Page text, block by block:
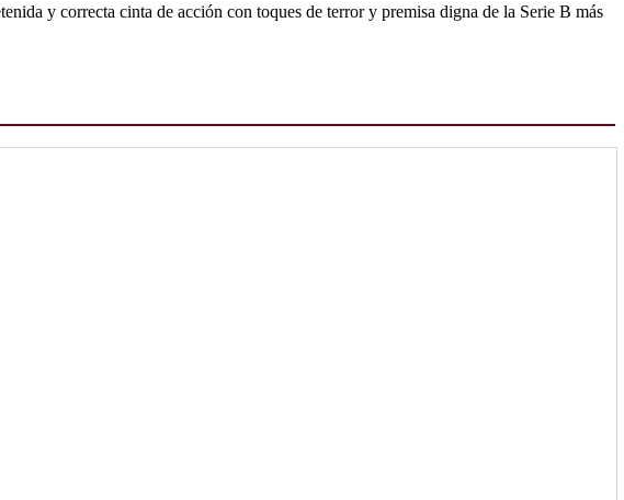
y correcta cinta de acción con toques de terror y premisa digna de la Serie B más